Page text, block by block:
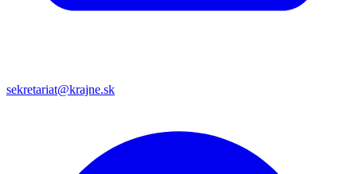
sekretariat@krajne.sk